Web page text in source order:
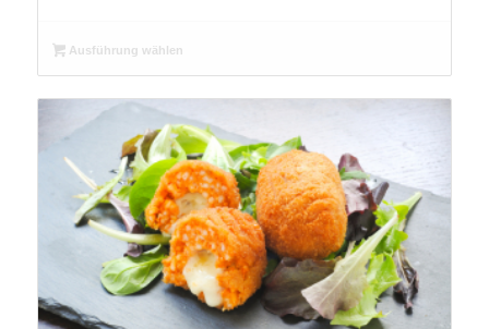
Ausführung wählen